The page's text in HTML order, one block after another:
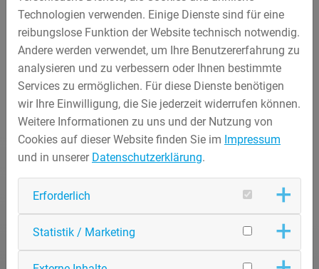
Technologien verwenden. Einige Dienste sind für eine
reibungslose Funktion der Website technisch notwendig.
Andere werden verwendet, um Ihre Benutzererfahrung zu
analysieren und zu verbessern oder Ihnen bestimmte
Services zu ermöglichen. Für diese Dienste benötigen
wir Ihre Einwilligung, die Sie jederzeit widerrufen können.
Weitere Informationen zu uns und der Nutzung von
Cookies auf dieser Website finden Sie im Impressum
und in unserer Datenschutzerklärung.
Erforderlich
Statistik / Marketing